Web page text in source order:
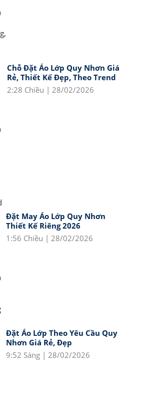
Chỗ Đặt Áo Lớp Quy Nhơn Giá
Rẻ, Thiết Kế Đẹp, Theo Trend
2:28 Chiều | 28/02/2026
Đặt May Áo Lớp Quy Nhơn
Thiết Kế Riêng 2026
1:56 Chiều | 28/02/2026
Đặt Áo Lớp Theo Yêu Cầu Quy
Nhơn Giá Rẻ, Đẹp
9:52 Sáng | 28/02/2026